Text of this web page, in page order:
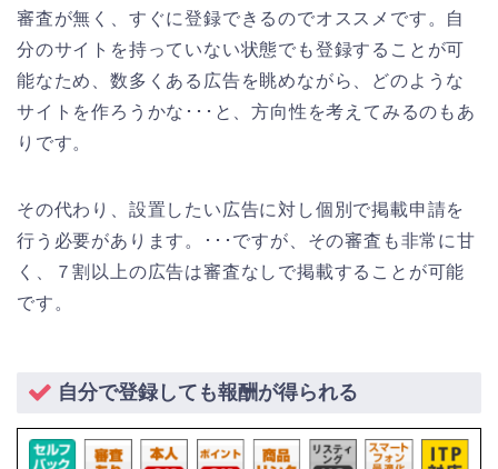
審査が無く、すぐに登録できるのでオススメです。自
分のサイトを持っていない状態でも登録することが可
能なため、数多くある広告を眺めながら、どのような
サイトを作ろうかな･･･と、方向性を考えてみるのもあ
りです。
その代わり、設置したい広告に対し個別で掲載申請を
行う必要があります。･･･ですが、その審査も非常に甘
く、７割以上の広告は審査なしで掲載することが可能
です。
自分で登録しても報酬が得られる